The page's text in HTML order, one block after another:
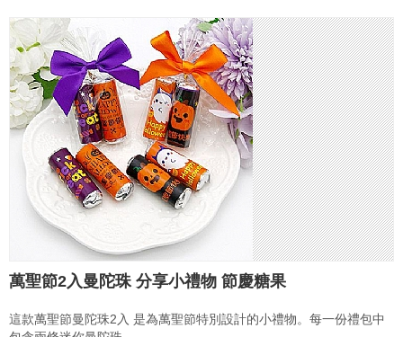
萬聖節2入曼陀珠 分享小禮物 節慶糖果
這款萬聖節曼陀珠2入 是為萬聖節特別設計的小禮物。每一份禮包中